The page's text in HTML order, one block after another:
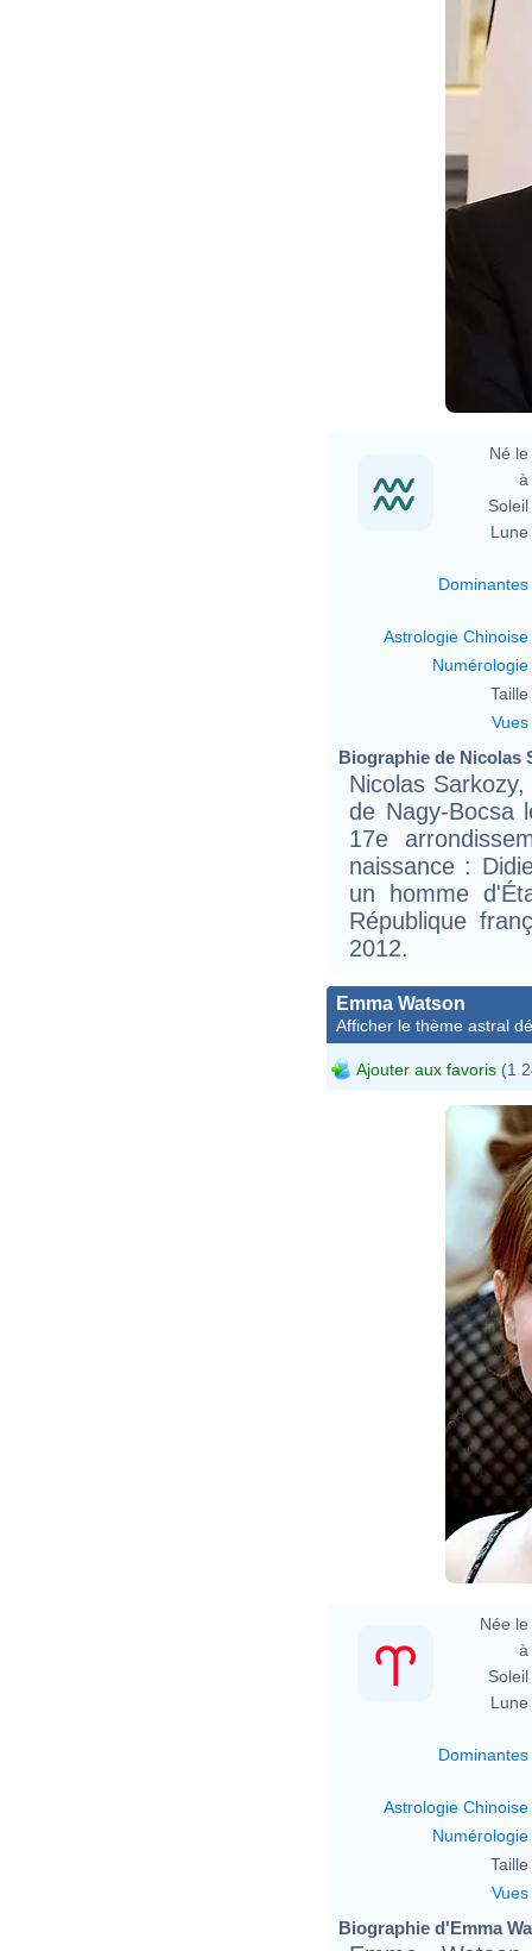
Né le
à
Soleil
Lune
Dominantes
Astrologie Chinoise
Numérologie
Taille
Vues
Biographie de Nicolas
Nicolas
de Nagy-Bocsa
17e
naissance :
un homme
République
2012.
Emma Watson
Afficher le thème astral
Ajouter aux favoris (1
Née le
à
Soleil
Lune
Dominantes
Astrologie Chinoise
Numérologie
Taille
Vues
Biographie d'Emma